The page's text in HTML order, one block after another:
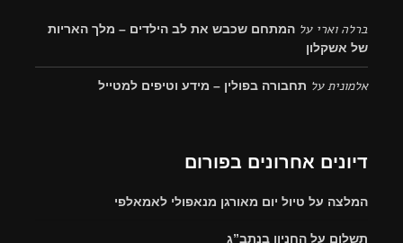
ברלה וארי על המתחם שכבש את לב הילדים – מלך האריות
של אשקלון
אלמוניתעל תחבורה בפולין – מידע וטיפים למטייל
דיונים אחרונים בפורום
המלצה על טיול יום מאורגן מנאפולי לאמאלפי
תשלום על החניון בנתב”ג